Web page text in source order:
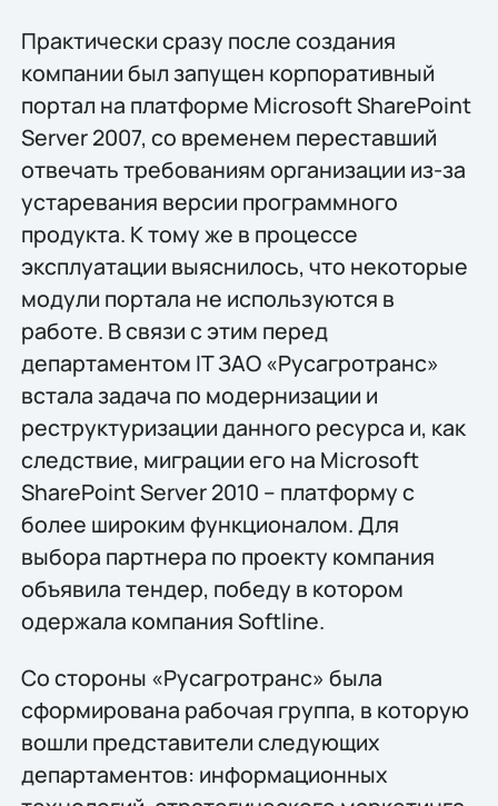
Практически сразу после создания
компании был запущен корпоративный
портал на платформе Microsoft SharePoint
Server 2007, со временем переставший
отвечать требованиям организации из-за
устаревания версии программного
продукта. К тому же в процессе
эксплуатации выяснилось, что некоторые
модули портала не используются в
работе. В связи с этим перед
департаментом IT ЗАО «Русагротранс»
встала задача по модернизации и
реструктуризации данного ресурса и, как
следствие, миграции его на Microsoft
SharePoint Server 2010 – платформу с
более широким функционалом. Для
выбора партнера по проекту компания
объявила тендер, победу в котором
одержала компания Softline.
Со стороны «Русагротранс» была
сформирована рабочая группа, в которую
вошли представители следующих
департаментов: информационных